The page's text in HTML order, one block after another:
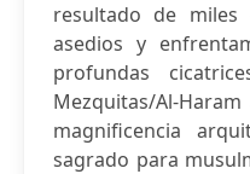
resultado de miles
asedios y
profundas
Mezquitas/Al-
magnificencia
sagrado para